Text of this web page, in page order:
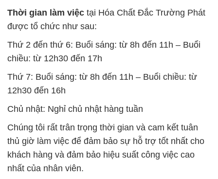
Thời gian làm việc tại Hóa Chất Đắc Trường Phát
được tổ chức như sau:
Thứ 2 đến thứ 6: Buổi sáng: từ 8h đến 11h – Buổi
chiều: từ 12h30 đến 17h
Thứ 7: Buổi sáng: từ 8h đến 11h – Buổi chiều: từ
12h30 đến 16h
Chủ nhật: Nghỉ chủ nhật hàng tuần
Chúng tôi rất trân trọng thời gian và cam kết tuân
thủ giờ làm việc để đảm bảo sự hỗ trợ tốt nhất cho
khách hàng và đảm bảo hiệu suất công việc cao
nhất của nhân viên.